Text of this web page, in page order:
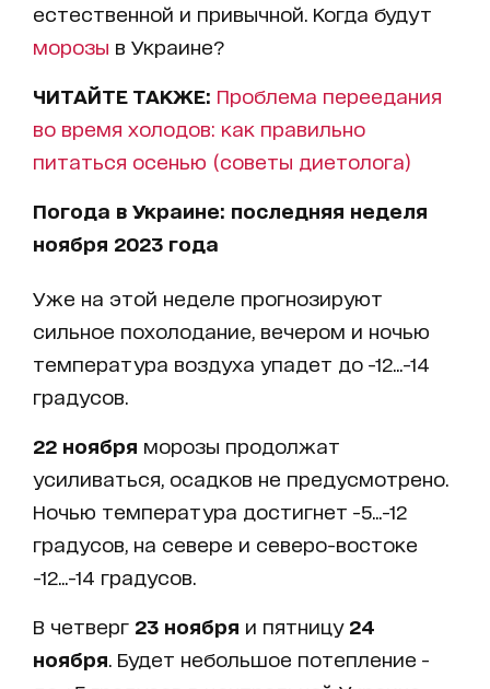
естественной и привычной. Когда будут
морозы в Украине?
ЧИТАЙТЕ ТАКЖЕ: Проблема переедания
во время холодов: как правильно
питаться осенью (советы диетолога)
Погода в Украине: последняя неделя
ноября 2023 года
Уже на этой неделе прогнозируют
сильное похолодание, вечером и ночью
температура воздуха упадет до -12...-14
градусов.
22 ноября морозы продолжат
усиливаться, осадков не предусмотрено.
Ночью температура достигнет -5...-12
градусов, на севере и северо-востоке
-12...-14 градусов.
В четверг 23 ноября и пятницу 24
ноября . Будет небольшое потепление -